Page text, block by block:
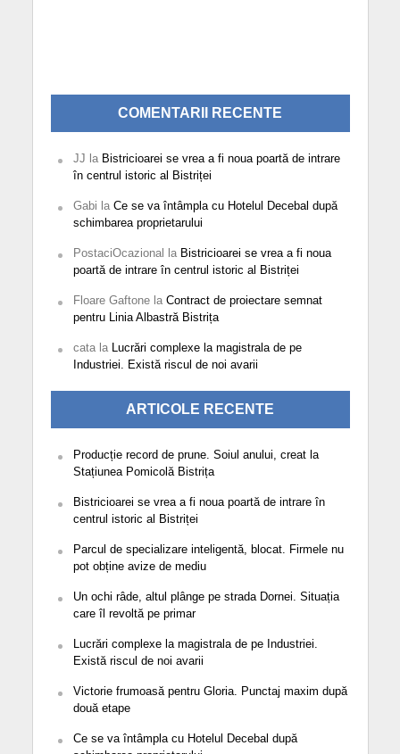
COMENTARII RECENTE
JJ la Bistricioarei se vrea a fi noua poartă de intrare
în centrul istoric al Bistriței
Gabi la Ce se va întâmpla cu Hotelul Decebal după
schimbarea proprietarului
PostaciOcazional la Bistricioarei se vrea a fi noua
poartă de intrare în centrul istoric al Bistriței
Floare Gaftonela Contract de proiectare semnat
pentru Linia Albastră Bistrița
catala
Lucrări complexe la magistrala de pe
Industriei. Există riscul de noi avarii
ARTICOLE RECENTE
Producție record de prune. Soiul anului, creat la
Stațiunea Pomicolă Bistrița
Bistricioarei se vrea a fi noua poartă de intrare în
centrul istoric al Bistriței
Parcul de specializare inteligentă, blocat. Firmele nu
pot obține avize de mediu
Un ochi râde, altul plânge pe strada Dornei. Situația
care îl revoltă pe primar
Lucrări complexe la magistrala de pe Industriei.
Există riscul de noi avarii
Victorie frumoasă pentru Gloria. Punctaj maxim după
două etape
Ce se va întâmpla cu Hotelul Decebal după